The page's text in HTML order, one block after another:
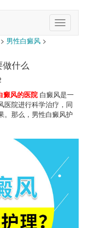
切
换
> 男性白癜风 >
什么
癜风的医院白癜风是一
医院进行科学治疗，同
。那么，男性白癜风护